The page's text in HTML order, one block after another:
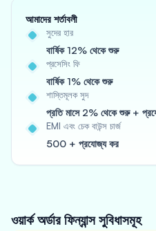
আমাদের শর্তাবলী
সুদের হার
বার্ষিক 12% থেকে শুরু
প্রসেসিং ফি
বার্ষিক 1% থেকে শুরু
শাস্তিমূলক সুদ
প্রতি মাসে 2% থেকে শুরু +
EMI এবং চেক বাউন্স চার্জ
500 + প্রযোজ্য কর
ওয়ার্ক অর্ডার ফিন্যান্সসুবিধাসমূহ